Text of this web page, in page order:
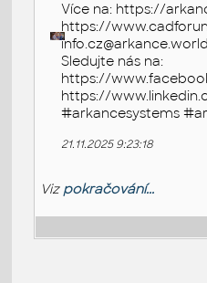
Více na: https://
https://
info.cz@arkance.world
Sledujte nás na:
https://
https://
#arkancesystems
21.11.2025 9:23:18
Viz pokračování...